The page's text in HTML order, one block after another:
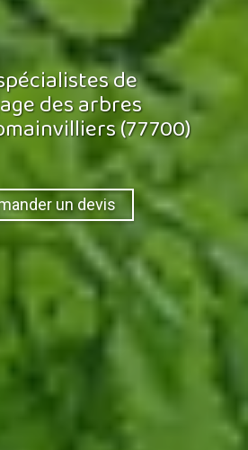
de
des arbres
(77700)
un devis